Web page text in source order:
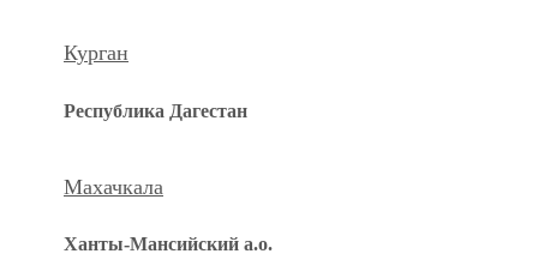
Курган
Республика Дагестан
Махачкала
Ханты-Мансийский а.о.